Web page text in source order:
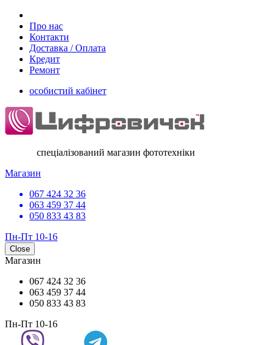
Про нас
Контакти
Доставка / Оплата
Кредит
Ремонт
особистий кабінет
спеціалізований магазин фототехніки
Магазин
067 424 32 36
063 459 37 44
050 833 43 83
Пн-Пт 10-16
Close
Магазин
067 424 32 36
063 459 37 44
050 833 43 83
Пн-Пт 10-16